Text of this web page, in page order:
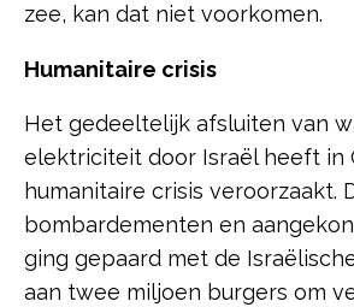
zee, kan dat niet voorkomen.
Humanitaire crisis
Het gedeeltelijk afsluiten van
elektriciteit door Israël heeft in
humanitaire crisis veroorzaakt.
bombardementen en
ging gepaard met de
aan twee miljoen burgers om